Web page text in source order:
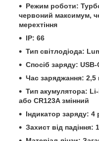
Режим роботи:
червоний максимум,
мерехтіння
IP: 66
Тип світлодіода:
Спосіб заряду: USB-
Час заряджання: 2,5
Тип акумулятора:
або CR123A змінний
Індикатор заряду: 4
Захист від падіння: